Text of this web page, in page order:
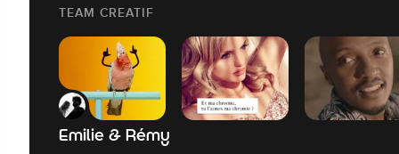
TEAM CREATIF
Emilie & Rémy